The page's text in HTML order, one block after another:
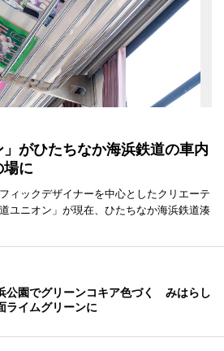
」がひたちなか海浜鉄道の車内
場に
ィックデザイナーを中心としたクリエーテ
ユニオン」が現在、ひたちなか海浜鉄道湊
公園でグリーンコキア色づく みはらし
ライムグリーンに